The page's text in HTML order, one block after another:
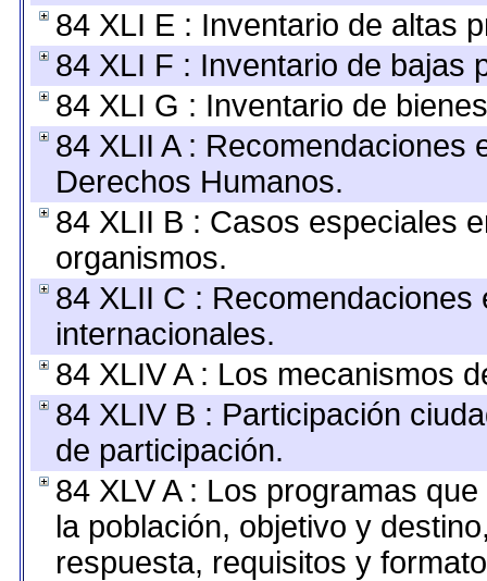
84 XLI E : Inventario de altas
84 XLI F : Inventario de bajas
84 XLI G : Inventario de
84 XLII A : Recomendaciones
Derechos Humanos.
84 XLII B : Casos especiales
organismos.
84 XLII C :
internacionales.
84 XLIV A : Los mecanismos
84 XLIV B : Participación
de participación.
84 XLV A : Los programas
la población, objetivo y
respuesta, requisitos y